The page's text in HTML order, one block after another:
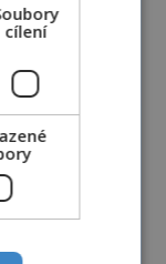
cílení